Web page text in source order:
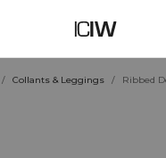
/ Collants & Leggings /